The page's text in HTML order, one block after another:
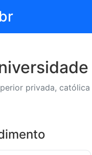
privada,